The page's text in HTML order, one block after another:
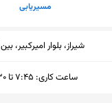
مسیریابی
شیراز، بلوار امیرکبیر، بین آفتاب و
ساعت کاری: ۷:۴۵ تا ۱۸:۳۰